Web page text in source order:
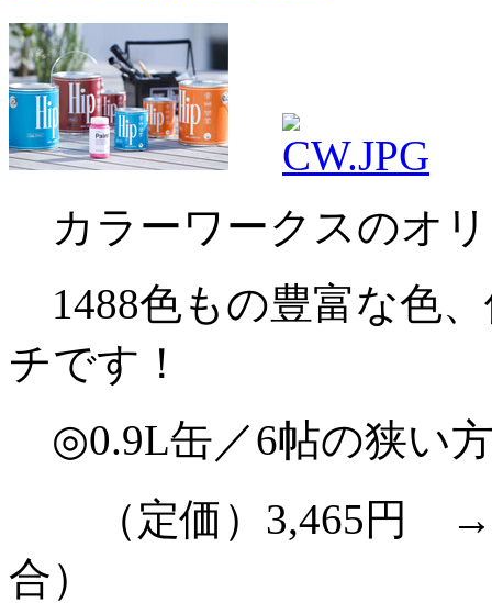
カラーワークスのオ
1488色もの豊富な色
チです！
◎0.9L缶／6帖の狭い
（定価）3,465
合）